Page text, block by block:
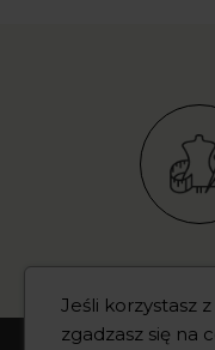
Jeśli korzystasz
zgadzasz się na